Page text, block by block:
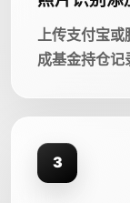
上传支付宝
成基金持仓记
3